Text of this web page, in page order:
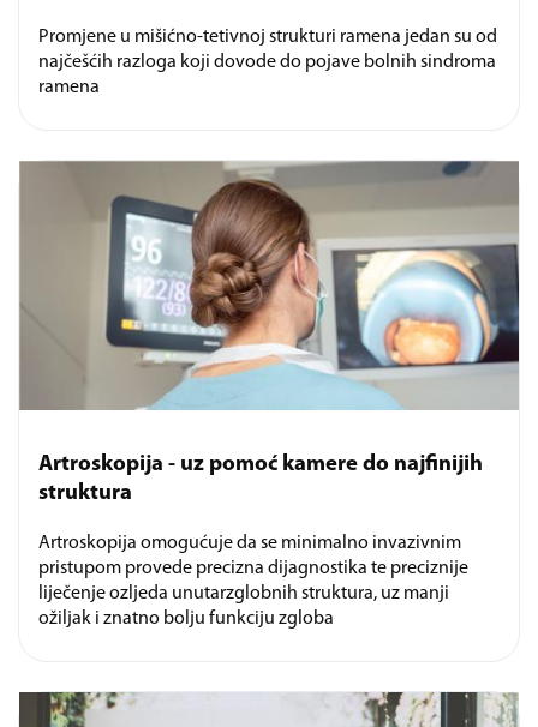
Promjene u mišićno-tetivnoj strukturi ramena jedan su od
najčešćih razloga koji dovode do pojave bolnih sindroma
ramena
Artroskopija - uz pomoć kamere do najfinijih
struktura
Artroskopija omogućuje da se minimalno invazivnim
pristupom provede precizna dijagnostika te preciznije
liječenje ozljeda unutarzglobnih struktura, uz manji
ožiljak i znatno bolju funkciju zgloba